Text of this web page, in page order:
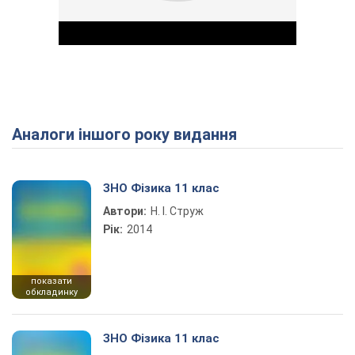
Play Video
Аналоги іншого року видання
показати
обкладинку
ЗНО Фізика 11 клас
Автори: Н. І. Струж
Рік: 2014
ЗНО Фізика 11 клас